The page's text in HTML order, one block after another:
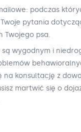
podczas
pytania
Twojego psa.
wygodnym i
na konsultację z
martwić się o